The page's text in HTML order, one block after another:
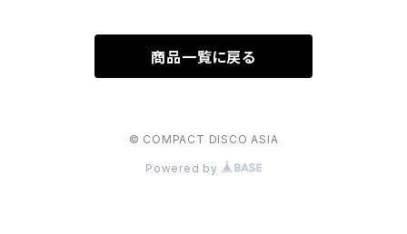
商品一覧に戻る
© COMPACT DISCO ASIA
Powered by